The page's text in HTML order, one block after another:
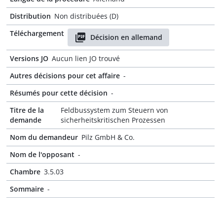
Distribution Non distribuées (D)
Téléchargement
Décision en allemand
Versions JO Aucun lien JO trouvé
Autres décisions pour cet affaire -
Résumés pour cette décision -
Titre de la
demande
Feldbussystem zum Steuern von
sicherheitskritischen Prozessen
Nom du demandeur Pilz GmbH & Co.
Nom de l'opposant -
Chambre 3.5.03
Sommaire -